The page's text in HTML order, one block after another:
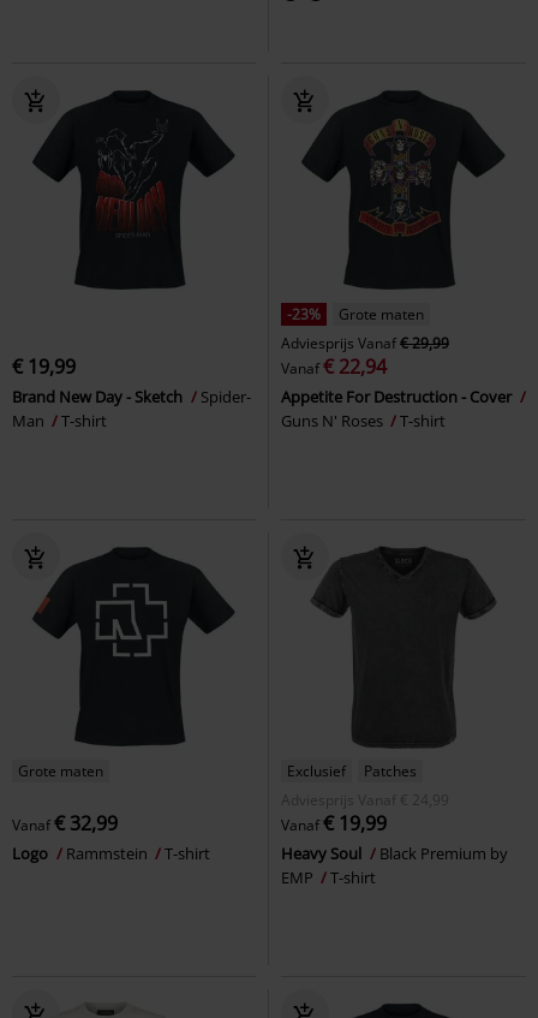
€ 19,99
Brand New Day - Sketch
Spider-
Man
T-shirt
-23%
Grote maten
Adviesprijs Vanaf€ 29,99
Vanaf€ 22,94
Appetite For Destruction - Cover
Guns N' Roses
T-shirt
Grote maten
Vanaf€ 32,99
Logo Rammstein T-shirt
Exclusief
Patches
Adviesprijs
Vanaf € 24,99
Vanaf€ 19,99
Heavy Soul
Black Premium by
EMP
T-shirt